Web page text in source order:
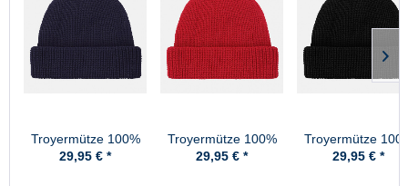
Troyermütze 100%
Schurwolle
29,95 € *
Troyermütze 100%
Schurwolle
29,95 € *
Troyermütze
Schurwolle
29,95 € *